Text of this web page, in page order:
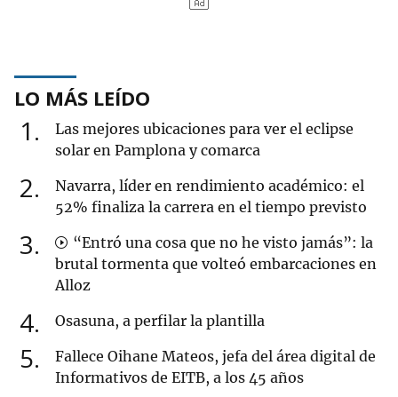
LO MÁS LEÍDO
1
Las mejores ubicaciones para ver el eclipse
solar en Pamplona y comarca
2
Navarra, líder en rendimiento académico: el
52% finaliza la carrera en el tiempo previsto
3
“Entró una cosa que no he visto jamás”: la
brutal tormenta que volteó embarcaciones en
Alloz
4 Osasuna, a perfilar la plantilla
5
Fallece Oihane Mateos, jefa del área digital de
Informativos de EITB, a los 45 años